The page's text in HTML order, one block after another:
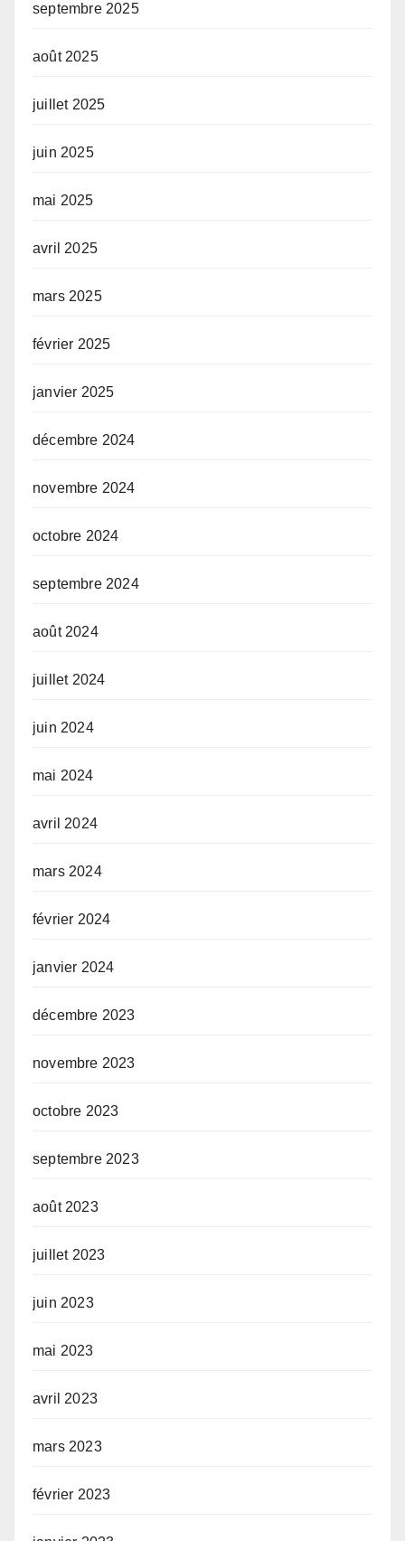
septembre 2025
août 2025
juillet 2025
juin 2025
mai 2025
avril 2025
mars 2025
février 2025
janvier 2025
décembre 2024
novembre 2024
octobre 2024
septembre 2024
août 2024
juillet 2024
juin 2024
mai 2024
avril 2024
mars 2024
février 2024
janvier 2024
décembre 2023
novembre 2023
octobre 2023
septembre 2023
août 2023
juillet 2023
juin 2023
mai 2023
avril 2023
mars 2023
février 2023